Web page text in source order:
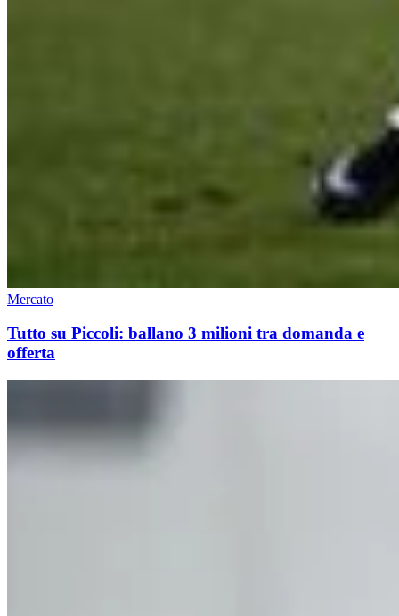
Mercato
Tutto su Piccoli: ballano 3 milioni tra domanda e
offerta